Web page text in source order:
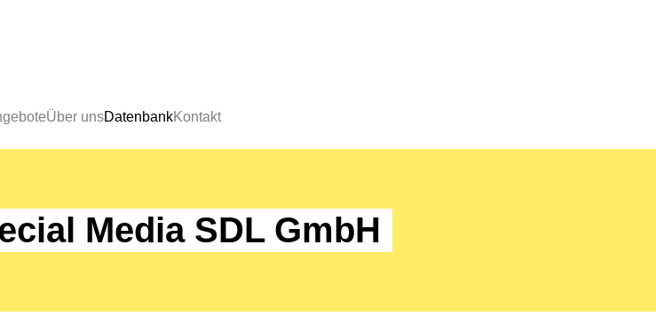
Über unsDatenbankKontakt
Media SDL GmbH